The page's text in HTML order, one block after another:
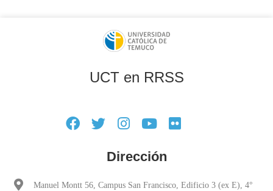
UCT en RRSS
Dirección
Manuel Montt 56, Campus San Francisco, Edificio 3 (ex E), 4°